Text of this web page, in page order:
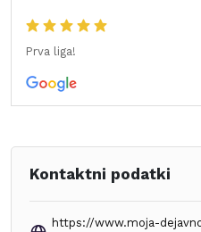
Prva liga!
Kontaktni podatki
https://www.moja-